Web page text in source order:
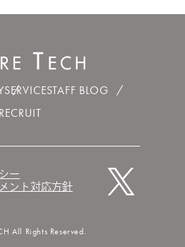
SERVICESTAFF BLOG
RECRUIT
ー
ント対応方針
All Rights Reserved.